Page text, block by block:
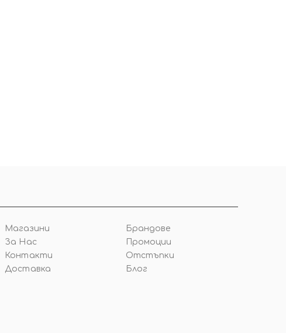
Магазини
За Нас
Контакти
Доставка
Брандове
Промоции
Отстъпки
Блог